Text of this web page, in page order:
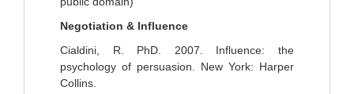
Negotiation & Influence
Cialdini, R. PhD. 2007. Influence: the
psychology of persuasion. New York: Harper
Collins.